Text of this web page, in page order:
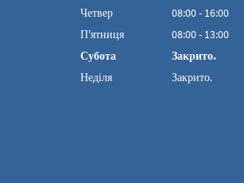
З 08:00 до 16:00
Четвер 08:00- 16:00
З 08:00 до 16:00
П'ятниця 08:00- 13:00
З 08:00 до 13:00
Субота
Закрито.
Неділя
Закрито.